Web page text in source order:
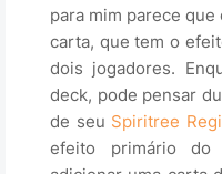
para mim parece
carta, que tem o
dois jogadores.
deck, pode pensar
de seu Spiritree
efeito primário do